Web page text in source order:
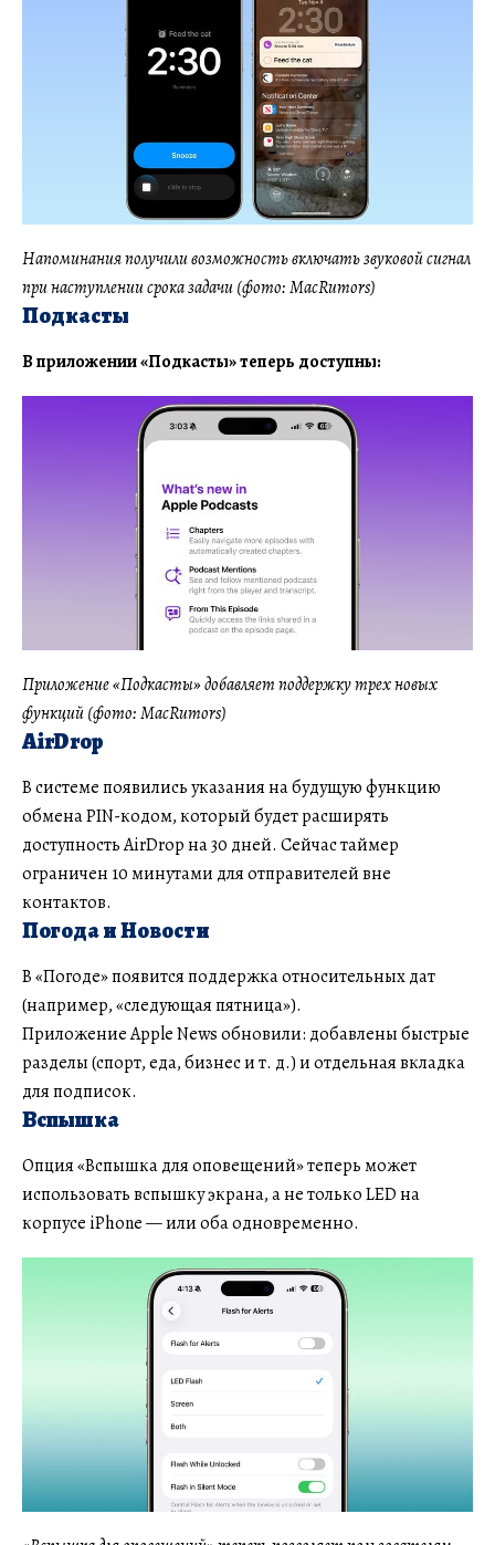
Напоминания получили возможность включать звуковой сигнал
при наступлении срока задачи (фото: MacRumors)
Подкасты
В приложении «Подкасты» теперь доступны:
Приложение «Подкасты» добавляет поддержку трех новых
функций (фото: MacRumors)
AirDrop
В системе появились указания на будущую функцию
обмена PIN-кодом, который будет расширять
доступность AirDrop на 30 дней. Сейчас таймер
ограничен 10 минутами для отправителей вне
контактов.
Погода и Новости
В «Погоде» появится поддержка относительных дат
(например, «следующая пятница»).
Приложение Apple News обновили: добавлены быстрые
разделы (спорт, еда, бизнес и т. д.) и отдельная вкладка
для подписок.
Вспышка
Опция «Вспышка для оповещений» теперь может
использовать вспышку экрана, а не только LED на
корпусе iPhone — или оба одновременно.